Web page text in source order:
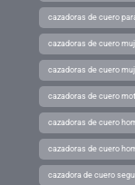
cazadoras de cuero
cazadoras de cuero
cazadoras de cuero
cazadoras de cuero
cazadoras de cuero
cazadoras de cuero
cazadora de cuero